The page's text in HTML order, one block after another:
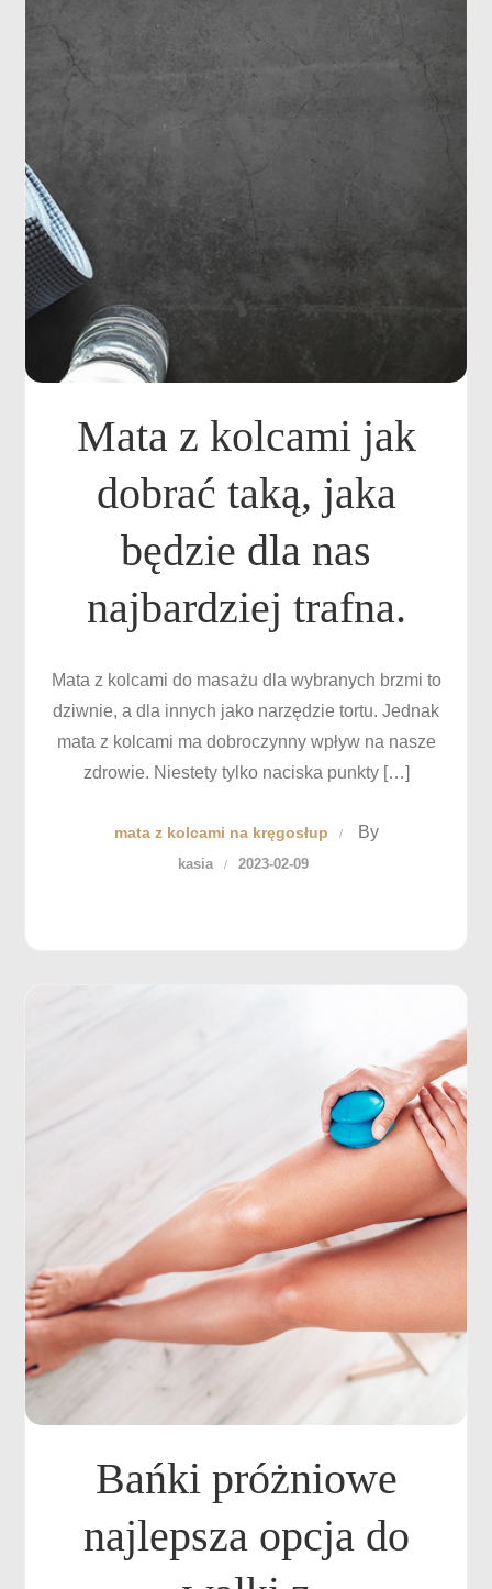
Mata z kolcami jak
dobrać taką, jaka
będzie dla nas
najbardziej trafna.
Mata z kolcami do masażu dla wybranych brzmi to
dziwnie, a dla innych jako narzędzie tortu. Jednak
mata z kolcami ma dobroczynny wpływ na nasze
zdrowie. Niestety tylko naciska punkty […]
mata z kolcami na kręgosłup By
kasia 2023-02-09
Bańki próżniowe
najlepsza opcja do